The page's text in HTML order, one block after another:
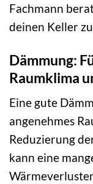
Fachmann
deinen Keller
Dämmung:
Raumklima
Eine gute
angenehmes
Reduzierung
kann eine